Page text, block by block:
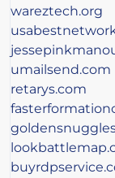
wareztech.org
umailsend.com
retarys.com